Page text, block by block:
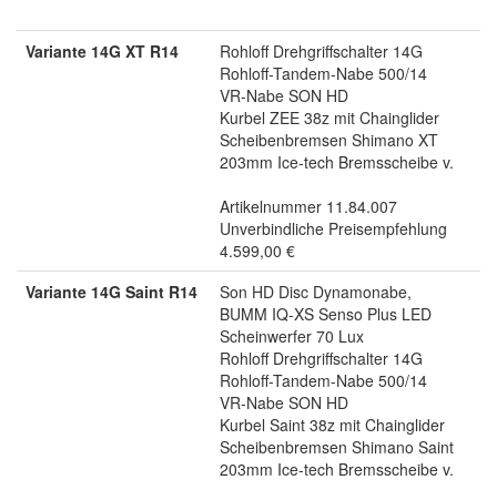
Variante 14G XT R14
Rohloff Drehgriffschalter 14G
Rohloff-Tandem-Nabe 500/14
VR-Nabe SON HD
Kurbel ZEE 38z mit Chainglider
Scheibenbremsen Shimano XT
203mm Ice-tech Bremsscheibe v.
Artikelnummer 11.84.007
Unverbindliche Preisempfehlung
4.599,00 €
Variante 14G Saint R14
Son HD Disc Dynamonabe,
BUMM IQ-XS Senso Plus LED
Scheinwerfer 70 Lux
Rohloff Drehgriffschalter 14G
Rohloff-Tandem-Nabe 500/14
VR-Nabe SON HD
Kurbel Saint 38z mit Chainglider
Scheibenbremsen Shimano Saint
203mm Ice-tech Bremsscheibe v.